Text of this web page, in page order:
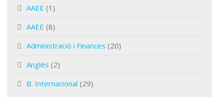
AAEE (1)
AAEE (8)
Administració i Finances (20)
Anglés (2)
B. Internacional (29)